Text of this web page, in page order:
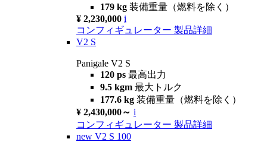
179 kg 装備重量（燃料を除く）
¥ 2,230,000 i
コンフィギュレーター 製品詳細
V2 S
Panigale V2 S
120 ps 最高出力
9.5 kgm 最大トルク
177.6 kg 装備重量（燃料を除く）
¥ 2,430,000～ i
コンフィギュレーター 製品詳細
new V2 S 100